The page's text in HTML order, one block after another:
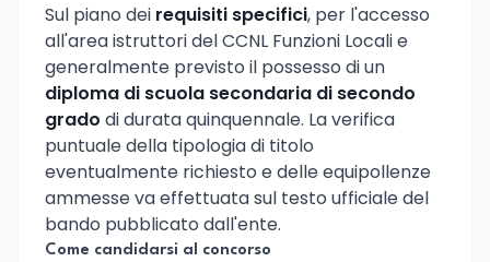
Sul piano dei requisiti specifici, per l'accesso
all'area istruttori del CCNL Funzioni Locali e
generalmente previsto il possesso di un
diploma di scuola secondaria di secondo
grado di durata quinquennale. La verifica
puntuale della tipologia di titolo
eventualmente richiesto e delle equipollenze
ammesse va effettuata sul testo ufficiale del
bando pubblicato dall'ente.
Come candidarsi al concorso